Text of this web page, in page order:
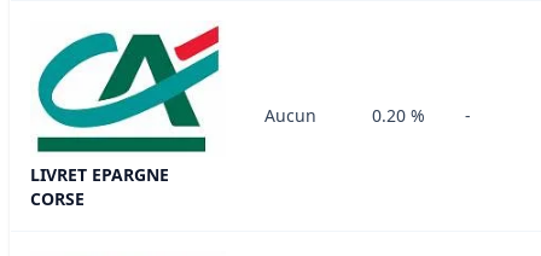
LIVRET EPARGNE
CORSE
Aucun 0.20 % -